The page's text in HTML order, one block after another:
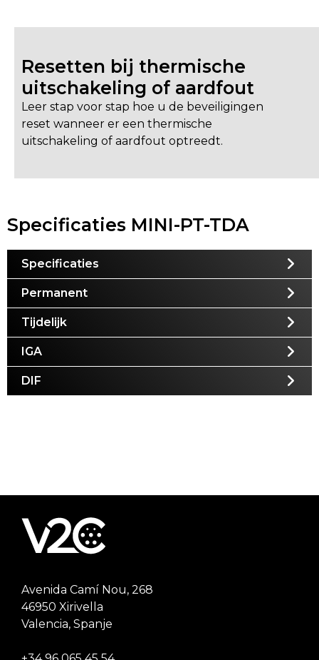
Resetten bij thermische
uitschakeling of aardfout
Leer stap voor stap hoe u de beveiligingen
reset wanneer er een thermische
uitschakeling of aardfout optreedt.
Specificaties MINI-PT-TDA
Specificaties
Permanent
Tijdelijk
IGA
DIF
Avenida Camí Nou, 268
46950 Xirivella
Valencia, Spanje